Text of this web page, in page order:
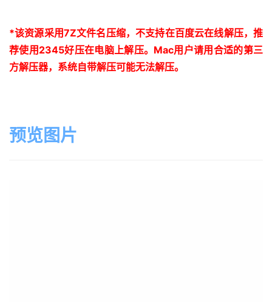
*该资源采用7Z文件名压缩，不支持在百度云在线解压，推
荐使用2345好压在电脑上解压。 Mac用户请用合适的第三
方解压器，系统自带解压可能无法解压。
预览图片